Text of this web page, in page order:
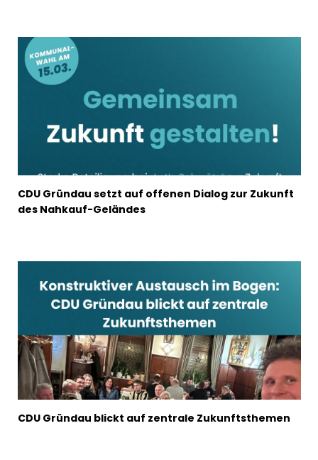
CDU Gründau setzt auf offenen Dialog zur Zukunft
des Nahkauf-Geländes
CDU Gründau blickt auf zentrale Zukunftsthemen